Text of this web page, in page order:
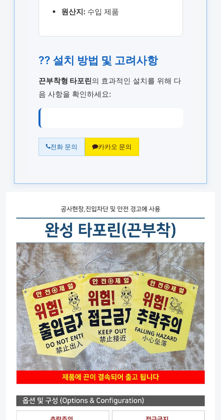
원산지:수입 제품
?? 설치 방법 및 고려사항
끈부착형 타포린의 효과적인 설치를 위해 다
음 사항을 확인하세요:
전화 문의 카카오 문의